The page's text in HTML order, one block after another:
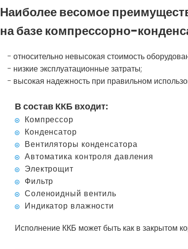
Наиболее весомое
на базе компрессорно-
- относительно невысокая стоимость
- низкие эксплуатационные затраты;
- высокая надежность при правильном
В состав ККБ входит:
Компрессор
Конденсатор
Вентиляторы конденсатора
Автоматика контроля давления
Электрощит
Фильтр
Соленоидный вентиль
Индикатор влажности
Исполнение ККБ может быть как в закрытом